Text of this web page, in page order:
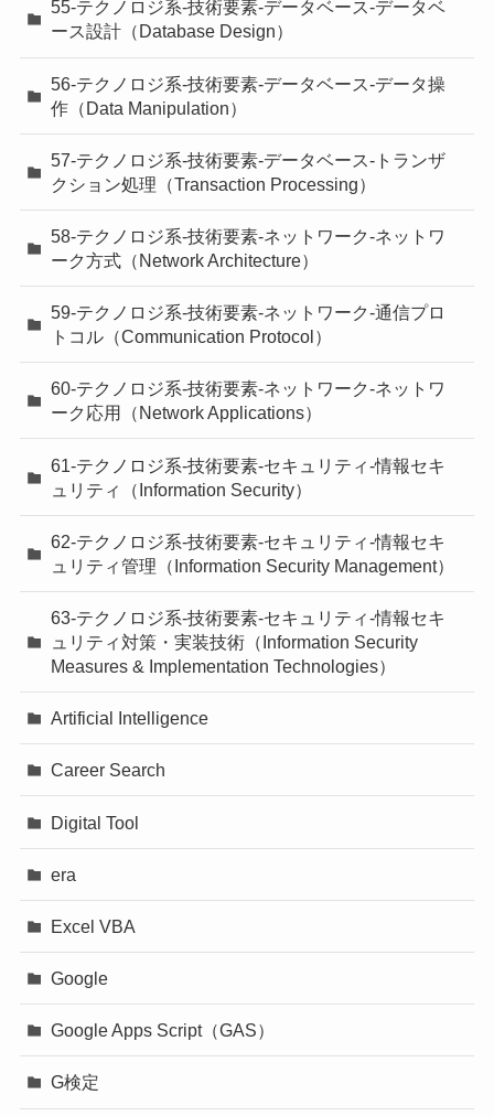
55-テクノロジ系-技術要素-データベース-データベ
ース設計（Database Design）
56-テクノロジ系-技術要素-データベース-データ操
作（Data Manipulation）
57-テクノロジ系-技術要素-データベース-トランザ
クション処理（Transaction Processing）
58-テクノロジ系-技術要素-ネットワーク-ネットワ
ーク方式（Network Architecture）
59-テクノロジ系-技術要素-ネットワーク-通信プロ
トコル（Communication Protocol）
60-テクノロジ系-技術要素-ネットワーク-ネットワ
ーク応用（Network Applications）
61-テクノロジ系-技術要素-セキュリティ-情報セキ
ュリティ（Information Security）
62-テクノロジ系-技術要素-セキュリティ-情報セキ
ュリティ管理（Information Security Management）
63-テクノロジ系-技術要素-セキュリティ-情報セキ
ュリティ対策・実装技術（Information Security
Measures & Implementation Technologies）
Artificial Intelligence
Career Search
Digital Tool
era
Excel VBA
Google
Google Apps Script（GAS）
G検定